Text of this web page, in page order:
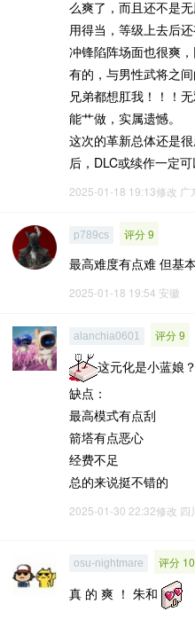
么爽了，而且还不是
用得当，等级上去后
冲锋陷阵场面也很爽
有的，与男性武将之
兄弟都想肛我！！！
能艹做，实属遗憾。
这次的革新总体还是
后，DLC或续作一定可
2025-01-18 19:13修改 广
p789cs 评分 9
最高难度有点难 但基
2025-01-18 19:54 安徽
alanchia0601 评分 9
这元化是小蓝娘？
缺点：
最高模式有点刮
箭塔有点恶心
经费不足
总的来说挺不错的
2025-01-30 22:32修改 四
osu-nightmare 评分 10
真 的 爽 ！ 朱和